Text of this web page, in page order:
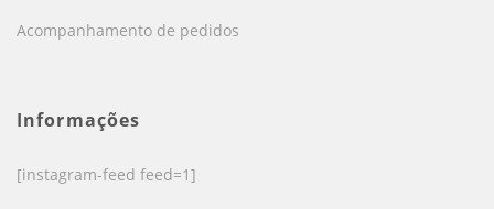
Acompanhamento de pedidos
Informações
[instagram-feed feed=1]